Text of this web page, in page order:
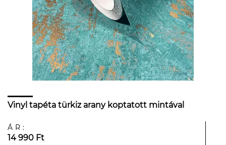
Vinyl tapéta türkiz arany koptatott mintával
ÁR:
14 990 Ft